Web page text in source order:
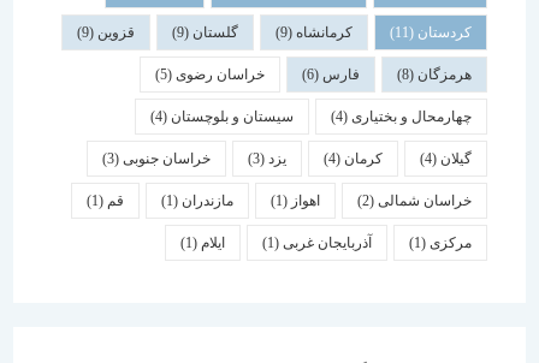
کردستان(11) کرمانشاه(9) گلستان (9) قزوین
هرمزگان(8) فارس خراسان رضوی(5)
چهارمحال و بختیاری (4) سیستان و بلوچستان(4)
کرمان یزد خراسان جنوبی(3)
خراسان شمالی(2) اهواز مازندران(1) قم
(1) آذربایجان غربی(1) ایلام